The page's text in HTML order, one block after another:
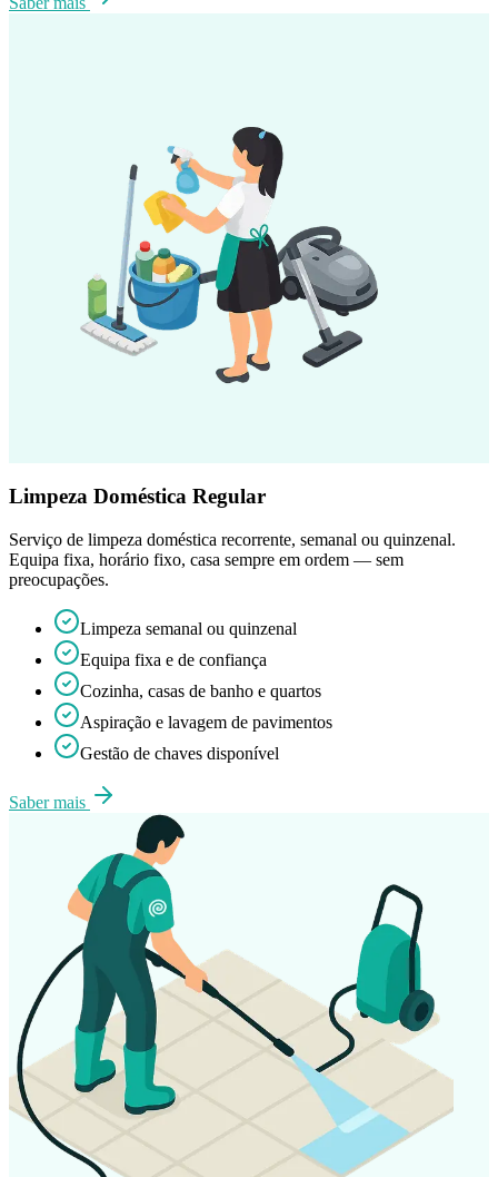
Limpeza Doméstica Regular
Serviço de limpeza doméstica recorrente, semanal ou quinzenal.
Equipa fixa, horário fixo, casa sempre em ordem — sem
preocupações.
Limpeza semanal ou quinzenal
Equipa fixa e de confiança
Cozinha, casas de banho e quartos
Aspiração e lavagem de pavimentos
Gestão de chaves disponível
Saber mais